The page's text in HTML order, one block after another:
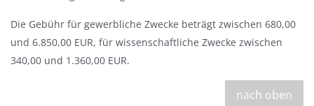
Die Gebühr für gewerbliche Zwecke beträgt zwischen 680,00
und 6.850,00 EUR, für wissenschaftliche Zwecke zwischen
340,00 und 1.360,00 EUR.
nach oben